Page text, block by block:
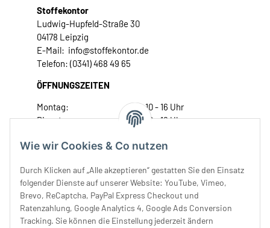
Wie wir Cookies & Co nutzen
Durch Klicken auf „Alle akzeptieren“ gestatten Sie den Einsatz
folgender Dienste auf unserer Website: YouTube, Vimeo,
Brevo, ReCaptcha, PayPal Express Checkout und
Ratenzahlung, Google Analytics 4, Google Ads Conversion
Tracking. Sie können die Einstellung jederzeit ändern
Stoffekontor
Ludwig-Hupfeld-Straße 30
04178 Leipzig
E-Mail: info@stoffekontor.de
Telefon: (0341) 468 49 65
ÖFFNUNGSZEITEN
Montag:
10 - 16 Uhr
Dienstag:
10 - 16 Uhr
Donnerstag:
10 - 18 Uhr
Samstag:
10 - 14 Uhr
Unser Service